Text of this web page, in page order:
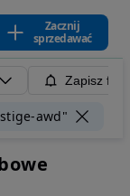
Zacznij
sprzedawać
Zapisz
awd"